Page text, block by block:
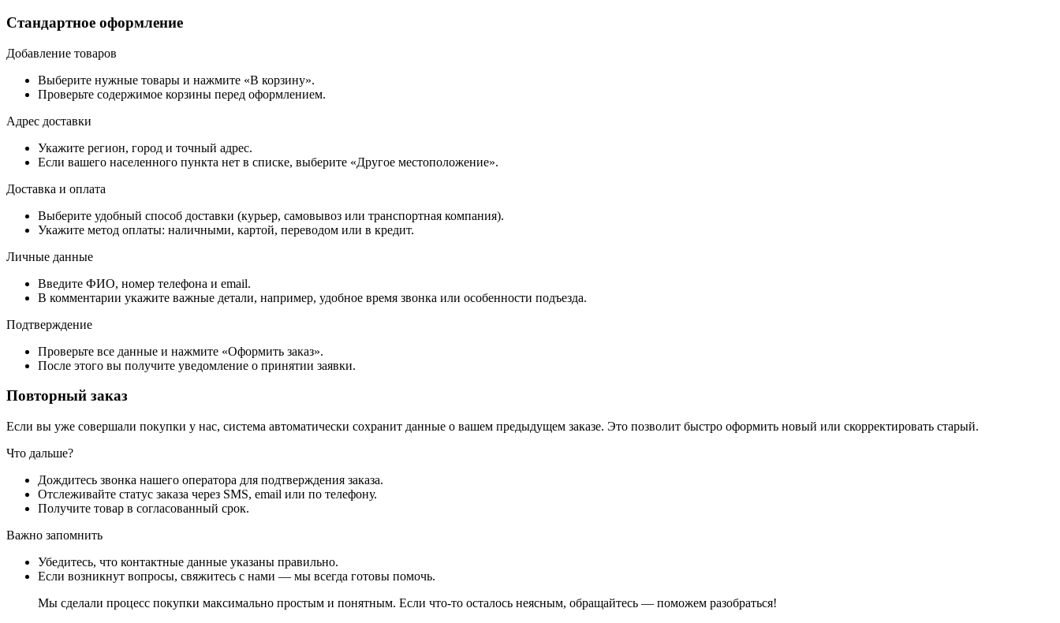
Стандартное оформление
Добавление товаров
Выберите нужные товары и нажмите «В корзину».
Проверьте содержимое корзины перед оформлением.
Адрес доставки
Укажите регион, город и точный адрес.
Если вашего населенного пункта нет в списке, выберите «Другое местоположение».
Доставка и оплата
Выберите удобный способ доставки (курьер, самовывоз или транспортная компания).
Укажите метод оплаты: наличными, картой, переводом или в кредит.
Личные данные
Введите ФИО, номер телефона и email.
В комментарии укажите важные детали, например, удобное время звонка или особенности подъезда.
Подтверждение
Проверьте все данные и нажмите «Оформить заказ».
После этого вы получите уведомление о принятии заявки.
Повторный заказ
Если вы уже совершали покупки у нас, система автоматически сохранит данные о вашем предыдущем заказе. Это позволит быстро оформить новый или скорректировать старый.
Что дальше?
Дождитесь звонка нашего оператора для подтверждения заказа.
Отслеживайте статус заказа через SMS, email или по телефону.
Получите товар в согласованный срок.
Важно запомнить
Убедитесь, что контактные данные указаны правильно.
Если возникнут вопросы, свяжитесь с нами — мы всегда готовы помочь.
Мы сделали процесс покупки максимально простым и понятным. Если что-то осталось неясным, обращайтесь — поможем разобраться!